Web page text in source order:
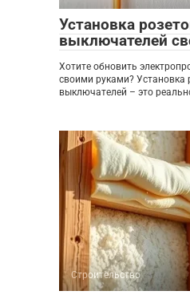
Установка
выключателей
Хотите обновить
своими руками? Установка
выключателей – это
Строительство